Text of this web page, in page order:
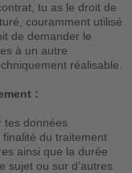
tu as le droit de
couramment utilisé
de demander le
à un autre
réalisable.
:
tes données
du traitement
ainsi que la durée
sujet ou sur d’autres